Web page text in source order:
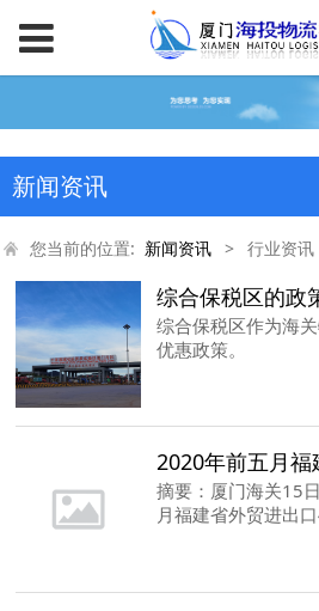
新闻资讯
您当前的位置: 新闻资讯 > 行业资讯
综合保税区作为海
优惠政策。
摘要：厦门海关15
月福建省外贸进出
12.8%。